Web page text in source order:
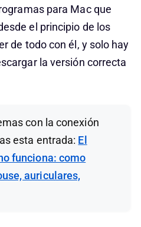
para Mac que
el principio de los
de todo con él, y solo hay
la versión correcta
con la conexión
esta entrada: El
funciona: como
auriculares,